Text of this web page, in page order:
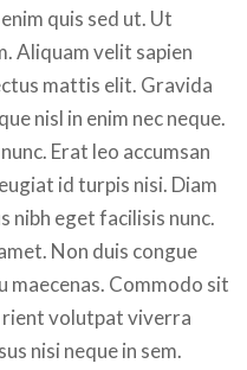
quis sed ut. Ut
Aliquam velit sapien
mattis elit. Gravida
nisl in enim nec neque.
Erat leo accumsan
id turpis nisi. Diam
nibh eget facilisis nunc.
Non duis congue
maecenas. Commodo sit
rient volutpat viverra
nisi neque in sem.